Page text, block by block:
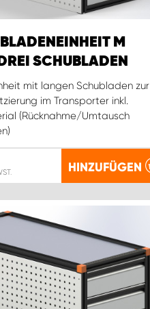
M
SCHUBLADEN
mit langen Schubladen zur
im Transporter inkl.
(Rücknahme/Umtausch
HINZUFÜGEN